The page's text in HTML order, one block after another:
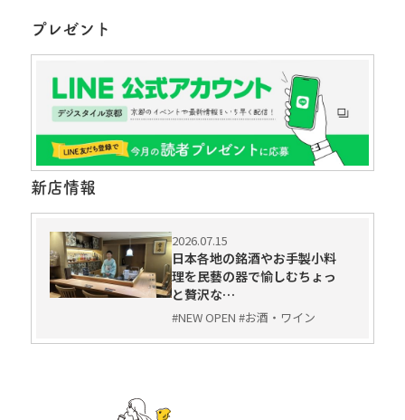
プレゼント
新店情報
2026.07.15
日本各地の銘酒やお手製小料
理を民藝の器で愉しむちょっ
と贅沢な…
#NEW OPEN #お酒・ワイン